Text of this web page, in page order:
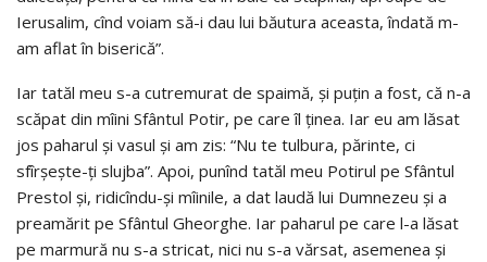
Ierusalim, cînd voiam să-i dau lui băutura aceasta, îndată m-
am aflat în biserică”.
Iar tatăl meu s-a cutremurat de spaimă, şi puţin a fost, că n-a
scăpat din mîini Sfântul Potir, pe care îl ţinea. Iar eu am lăsat
jos paharul şi vasul şi am zis: “Nu te tulbura, părinte, ci
sfîrşeşte-ţi slujba”. Apoi, punînd tatăl meu Potirul pe Sfântul
Prestol şi, ridicîndu-şi mîinile, a dat laudă lui Dumnezeu şi a
preamărit pe Sfântul Gheorghe. Iar paharul pe care l-a lăsat
pe marmură nu s-a stricat, nici nu s-a vărsat, asemenea şi